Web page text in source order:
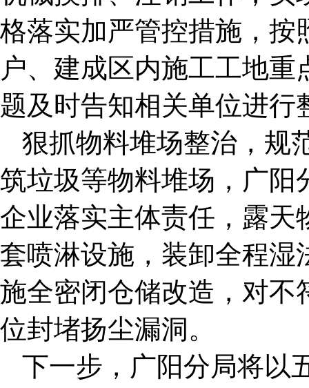
格落实加严管控措施，按
户、建成区内施工工地
题及时告知相关单位进行
狠抓物料堆场整治，规
筑垃圾等物料堆场，广阳
企业落实主体责任，露天
套喷淋设施，装卸全程湿
施全密闭仓储改造，对不
位封堵扬尘漏洞。
下一步，广阳分局将以